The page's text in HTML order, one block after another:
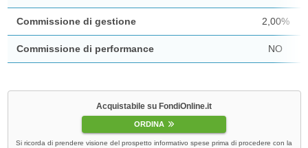
Commissione di gestione 2,00%
Commissione di performance NO
Acquistabile su FondiOnline.it
ORDINA
Si ricorda di prendere visione del prospetto informativo spese prima di procedere con la